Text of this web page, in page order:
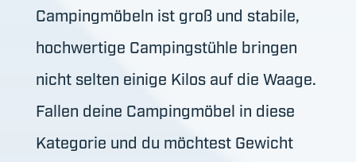
Campingmöbeln ist groß und stabile,
hochwertige Campingstühle bringen
nicht selten einige Kilos auf die Waage.
Fallen deine Campingmöbel in diese
Kategorie und du möchtest Gewicht